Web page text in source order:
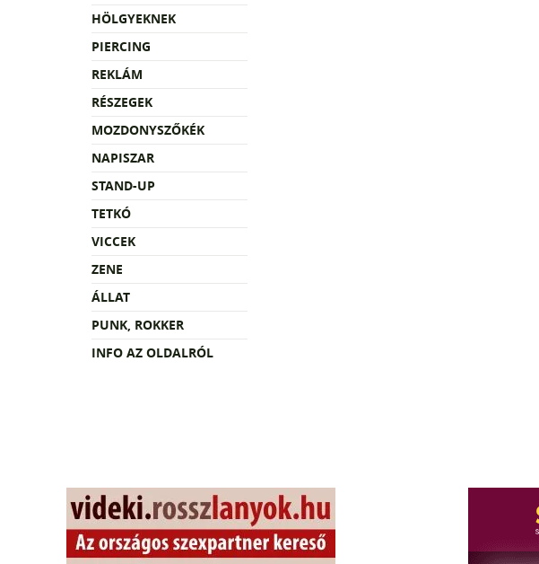
HÖLGYEKNEK
PIERCING
REKLÁM
RÉSZEGEK
MOZDONYSZŐKÉK
NAPISZAR
STAND-UP
TETKÓ
VICCEK
ZENE
ÁLLAT
PUNK, ROKKER
INFO AZ OLDALRÓL